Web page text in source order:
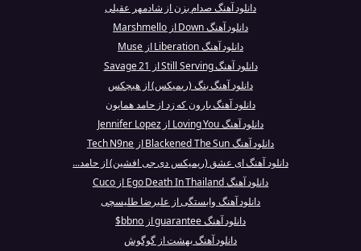
دانلود آهنگ صدام بزن از شادمهر عقیلی
دانلود آهنگ Down از Marshmello
دانلود آهنگ Liberation از Muse
دانلود آهنگ Still Serving از 21 Savage
دانلود آهنگ بنگ (ریمیکس) از هیچکس
دانلود آهنگ بارون که زد از حامد همایون
دانلود آهنگ Loving You از Jennifer Lopez
دانلود آهنگ Blackened The Sun از Tech N9ne
دانلود آهنگ ای عشق (ریمیکس دی جی افشین) از حامد...
دانلود آهنگ Ego Death In Thailand از Cuco
دانلود آهنگ وابستگی از علیرضا طلیسچی
دانلود آهنگ guarantee از bbno$
دانلود آهنگ بهشت از گوگوش